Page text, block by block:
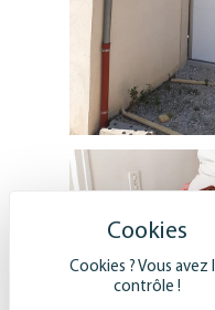
Cookies ? Vous avez
contrôle !
Élévateur
réduite
montage
scolaire de